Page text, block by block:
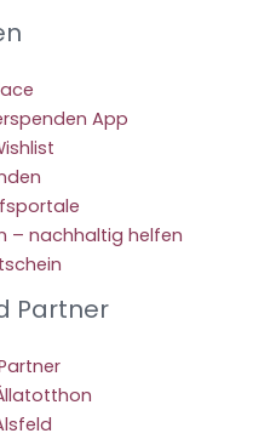
App
– nachhaltig helfen
Partner